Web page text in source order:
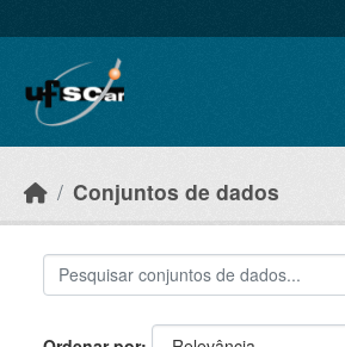
Conjuntos de dados